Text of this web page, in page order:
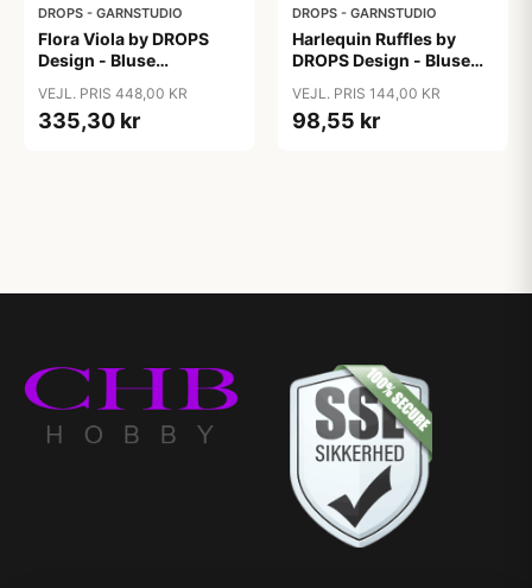
DROPS - GARNSTUDIO
Flora Viola by DROPS
Design - Bluse
XXXL
VEJL. PRIS 448,00 KR
335,30 kr
DROPS - GARNSTUDIO
Harlequin Ruffles by
DROPS Design - Bluse
XXXL
VEJL. PRIS 144,00 KR
98,55 kr